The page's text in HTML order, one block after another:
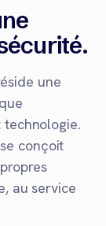
une
conçoit
au service